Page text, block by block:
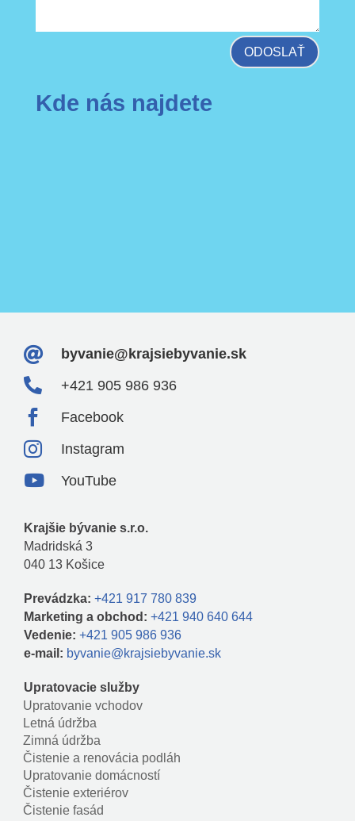
ODOSLAŤ
Kde nás najdete
 byvanie@krajsiebyvanie.sk
 +421 905 986 936
 Facebook
 Instagram
 YouTube
Krajšie bývanie s.r.o.
Madridská 3
040 13 Košice
Prevádzka: +421 917 780 839
Marketing a obchod: +421 940 640 644
Vedenie: +421 905 986 936
e-mail: byvanie@krajsiebyvanie.sk
Upratovacie služby
Upratovanie vchodov
Letná údržba
Zimná údržba
Čistenie a renovácia podláh
Upratovanie domácností
Čistenie exteriérov
Čistenie fasád